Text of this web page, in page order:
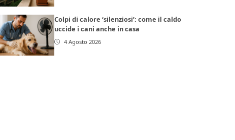
Colpi di calore ‘silenziosi’: come il caldo
uccide i cani anche in casa
4 Agosto 2026